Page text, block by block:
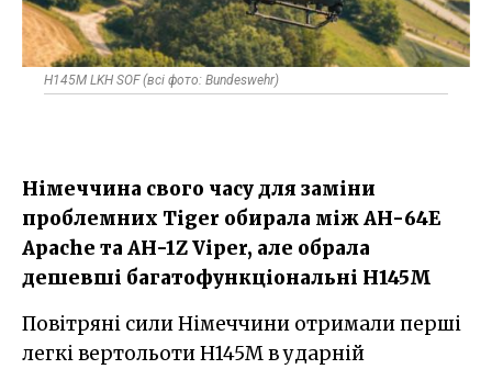
H145M LKH SOF (всі фото: Bundeswehr)
Німеччина свого часу для заміни
проблемних Tiger обирала між AH-64E
Apache та AH-1Z Viper, але обрала
дешевші багатофункціональні H145M
Повітряні сили Німеччини отримали перші
легкі вертольоти H145M в ударній